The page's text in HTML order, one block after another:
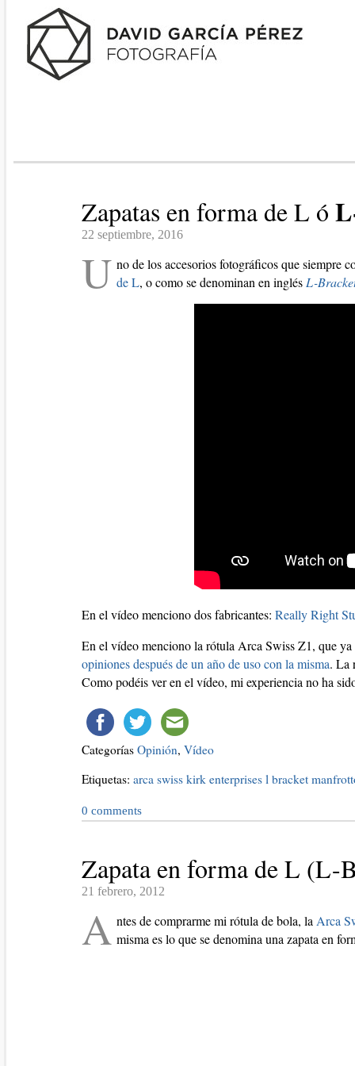
Zapatas en forma de L ó
22 septiembre, 2016
U no de los accesorios fotográficos que siempre
de L, o como se denominan en inglés L-
En el vídeo menciono dos fabricantes: Really Right
En el vídeo menciono la rótula Arca Swiss Z1, que
opiniones después de un año de uso con la misma. La
Como podéis ver en el vídeo, mi experiencia no ha
Categorías Opinión, Vídeo
Etiquetas: arca swiss kirk enterprises l bracket
0 comments
Zapata en forma de L (L-
21 febrero, 2012
A ntes de comprarme mi rótula de bola, la Arca
misma es lo que se denomina una zapata en